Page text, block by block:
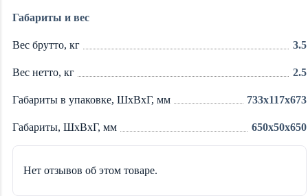
Габариты и вес
Вес брутто, кг 3.5
Вес нетто, кг 2.5
Габариты в упаковке, ШxВxГ, мм 733x117x673
Габариты, ШxВxГ, мм 650x50x650
Нет отзывов об этом товаре.